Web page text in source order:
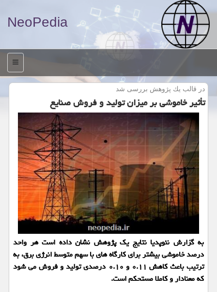
NeoPedia
منو
در قالب یك پژوهش بررسی شد
تأثیر خاموشی بر میزان تولید و فروش صنایع
به گزارش نئوپدیا نتایج یك پژوهش نشان داده است هر واحد
درصد خاموشی بیشتر برای كارگاه های با سهم متوسط انرژی برق، به
ترتیب باعث كاهش ۰.۱۱ و ۰.۱۰ درصدی تولید و فروش می شود
كه معنادار و كاملا مستحكم است.